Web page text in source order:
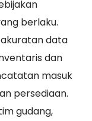
berlaku.
data
dan
masuk
persediaan.
gudang,